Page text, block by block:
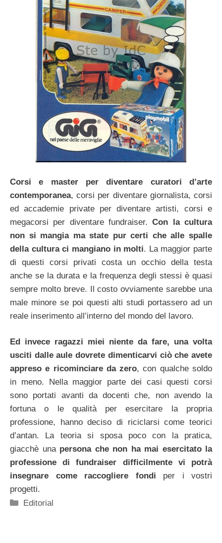
Corsi e master per diventare curatori d’arte
contemporanea, corsi per diventare giornalista, corsi
ed accademie private per diventare artisti, corsi e
megacorsi per diventare fundraiser.Con la cultura
non si mangia ma state pur certi che alle spalle
della cultura ci mangiano in molti. La maggior parte
di questi corsi privati costa un occhio della testa
anche se la durata e la frequenza degli stessi è quasi
sempre molto breve. Il costo ovviamente sarebbe una
male minore se poi questi alti studi portassero ad un
reale inserimento all’interno del mondo del lavoro.
Ed invece ragazzi miei niente da fare, una volta
usciti dalle aule dovrete dimenticarvi ciò che avete
appreso e ricominciare da zero, con qualche soldo
in meno. Nella maggior parte dei casi questi corsi
sono portati avanti da docenti che, non avendo la
fortuna o le qualità per esercitare la propria
professione, hanno deciso di riciclarsi come teorici
d’antan. La teoria si sposa poco con la pratica,
giacchè una persona che non ha mai esercitato la
professione di fundraiser difficilmente vi potrà
insegnare come raccogliere fondi per i vostri
progetti.
Categorie
Editorial